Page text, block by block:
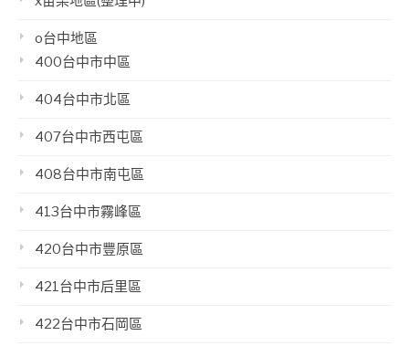
o台中地區
400台中市中區
404台中市北區
407台中市西屯區
408台中市南屯區
413台中市霧峰區
420台中市豐原區
421台中市后里區
422台中市石岡區